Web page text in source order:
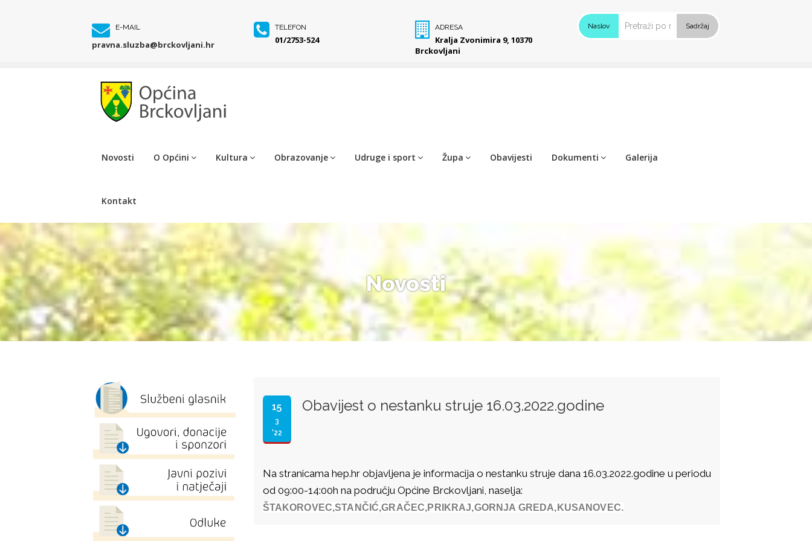
E-MAIL
pravna.sluzba@brckovljani.hr
TELEFON
01/2753-524
ADRESA
Kralja Zvonimira 9, 10370
Brckovljani
Naslov Sadržaj
Novosti O Općini Kultura Obrazovanje Udruge i sport Župa Obavijesti Dokumenti Galerija
Kontakt
Novosti
15
3
'22
Obavijest o nestanku struje 16.03.2022.godine
Na stranicama hep.hr objavljena je informacija o nestanku struje dana 16.03.2022.godine u periodu
od 09:00-14:00h na području Općine Brckovljani, naselja:
ŠTAKOROVEC,STANČIĆ,GRAČEC,PRIKRAJ,GORNJA GREDA,KUSANOVEC.